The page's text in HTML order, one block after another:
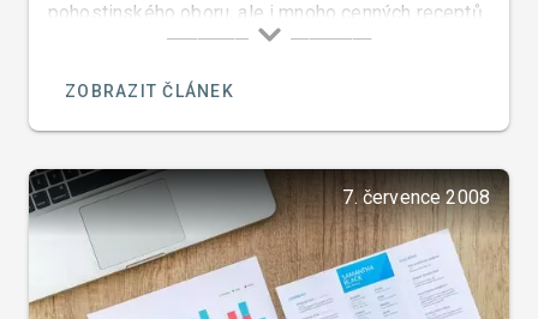
pohostinského oboru, ale i mnoho cenných receptů
na jídla a nápoje téměř všech etnických kuchyní
pracoval jako šéfkuchař.
ZOBRAZIT ČLÁNEK
7. července 2008